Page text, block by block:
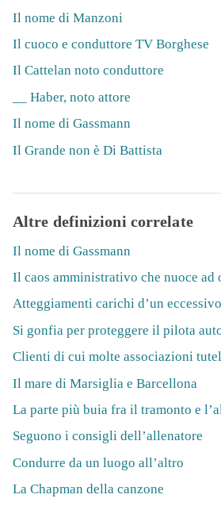
Il nome di Manzoni
Il cuoco e conduttore TV Borghese
Il Cattelan noto conduttore
__ Haber, noto attore
Il nome di Gassmann
Il Grande non è Di Battista
Altre definizioni correlate
Il nome di Gassmann
Il caos amministrativo che nuoce
Atteggiamenti carichi d’un
Si gonfia per proteggere il pilota
Clienti di cui molte associazioni
Il mare di Marsiglia e Barcellona
La parte più buia fra il tramonto e
Seguono i consigli dell’allenatore
Condurre da un luogo all’altro
La Chapman della canzone